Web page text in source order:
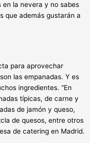
en la nevera y no sabes
que además gustarán a
para aprovechar
las empanadas. Y es
ingredientes. “En
típicas, de carne y
de jamón y queso,
de quesos, entre otros
de catering en Madrid.